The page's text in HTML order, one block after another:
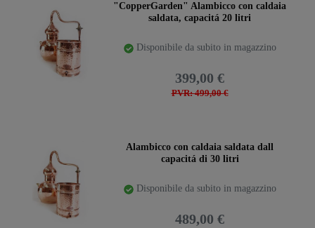
"CopperGarden" Alambicco con caldaia
saldata, capacitá 20 litri
Disponibile da subito in magazzino
PVR: 499,00 €
399,00 €
Alambicco con caldaia saldata dall
capacitá di 30 litri
Disponibile da subito in magazzino
489,00 €